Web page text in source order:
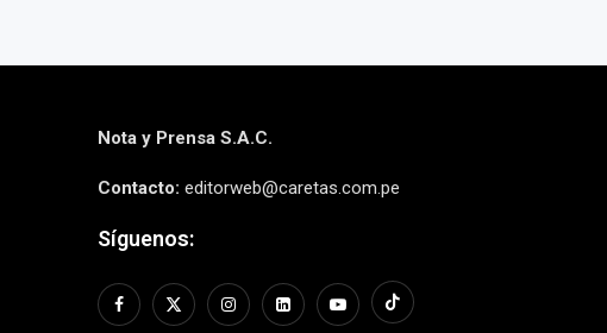
Nota y Prensa S.A.C.
Contacto: editorweb@caretas.com.pe
Síguenos: